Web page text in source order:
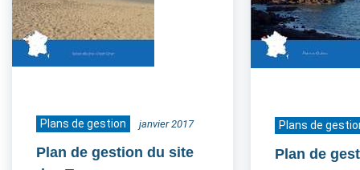
Plans de gestion janvier 2017
Plan de gestion du site
Plans de
Plan de